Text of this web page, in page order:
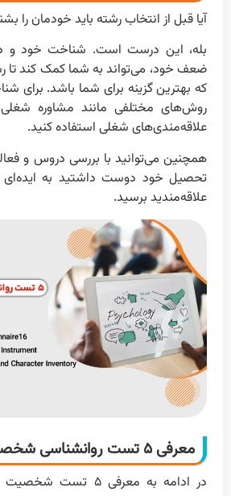
آیا قبل از انتخاب رشته باید خودمان را
بله، این درست است. شناخت خود و
ضعف خود، می‌تواند به شما کمک کند تا
که بهترین گزینه برای شما باشد. برای
روش‌های مختلفی مانند مشاوره
علاقه‌مندی‌های شغلی استفاده کنید.
همچنین می‌توانید با بررسی دروس و
تحصیل خود دوست داشتید به ایده‌ای
علاقه‌مندید برسید.
معرفی ۵ تست روانشناسی شخصیت شناسی
در ادامه به معرفی ۵